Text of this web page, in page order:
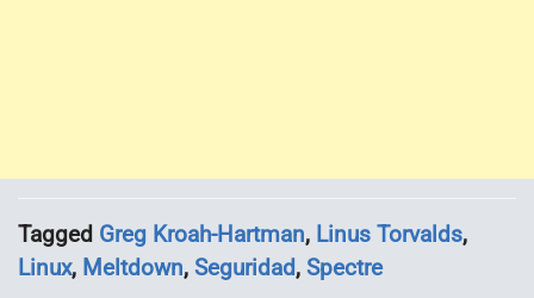
Tagged Greg Kroah-Hartman, Linus Torvalds,
Linux, Meltdown, Seguridad, Spectre